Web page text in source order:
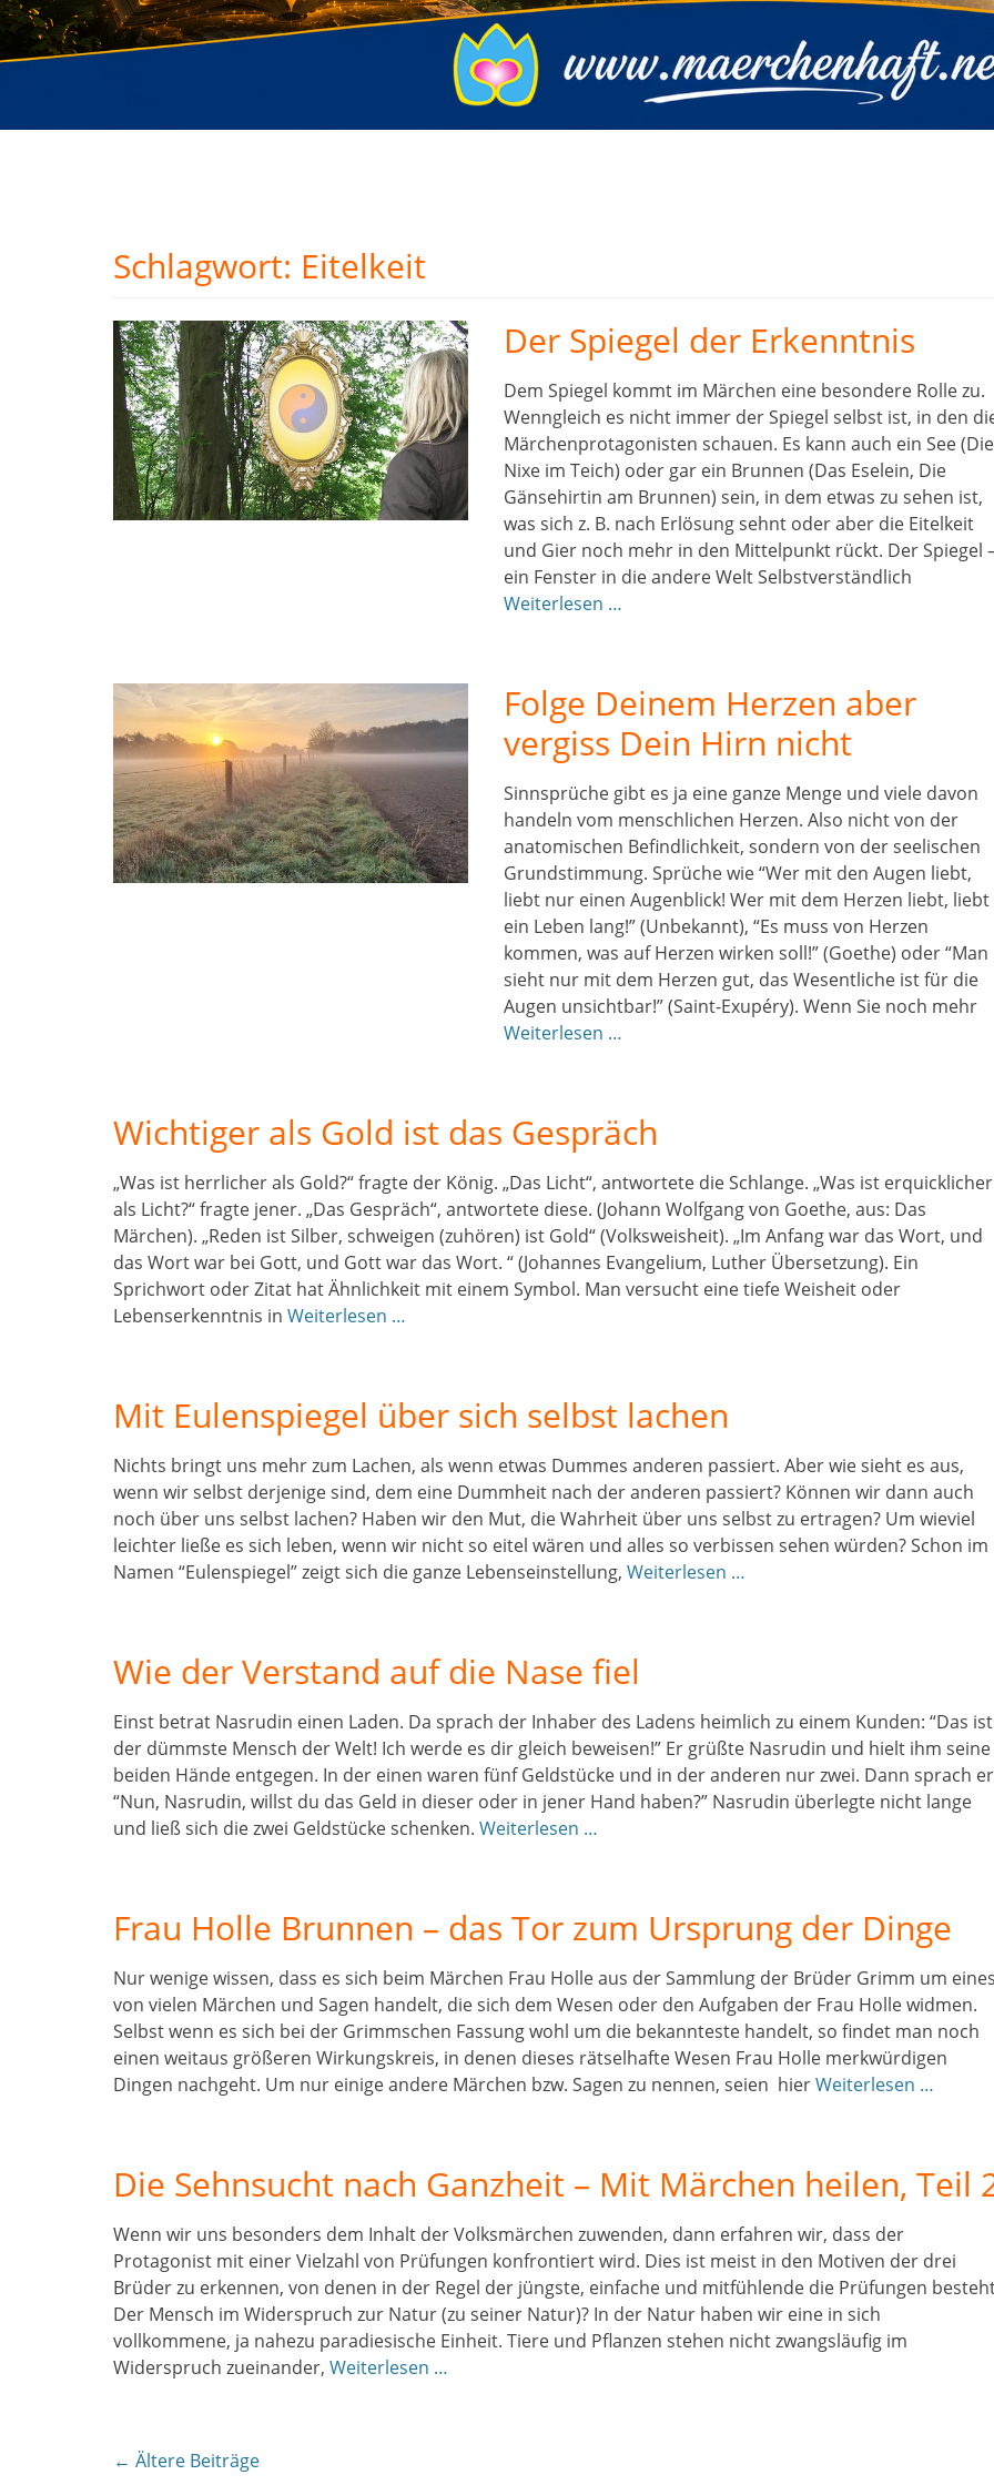
Schlagwort: Eitelkeit
Der Spiegel der Erkenntnis
Dem Spiegel kommt im Märchen eine besondere Rolle zu.
Wenngleich es nicht immer der Spiegel selbst ist, in den
Märchenprotagonisten schauen. Es kann auch ein See (Die
Nixe im Teich) oder gar ein Brunnen (Das Eselein, Die
Gänsehirtin am Brunnen) sein, in dem etwas zu sehen ist,
was sich z. B. nach Erlösung sehnt oder aber die Eitelkeit
und Gier noch mehr in den Mittelpunkt rückt. Der Spiegel
ein Fenster in die andere Welt Selbstverständlich
Weiterlesen …
Folge Deinem Herzen aber
vergiss Dein Hirn nicht
Sinnsprüche gibt es ja eine ganze Menge und viele davon
handeln vom menschlichen Herzen. Also nicht von der
anatomischen Befindlichkeit, sondern von der seelischen
Grundstimmung. Sprüche wie “Wer mit den Augen liebt,
liebt nur einen Augenblick! Wer mit dem Herzen liebt, liebt
ein Leben lang!” (Unbekannt), “Es muss von Herzen
kommen, was auf Herzen wirken soll!” (Goethe) oder “Man
sieht nur mit dem Herzen gut, das Wesentliche ist für die
Augen unsichtbar!” (Saint-Exupéry). Wenn Sie noch mehr
Weiterlesen …
Wichtiger als Gold ist das Gespräch
„Was ist herrlicher als Gold?“ fragte der König. „Das Licht“, antwortete die Schlange. „Was ist erquicklicher
als Licht?“ fragte jener. „Das Gespräch“, antwortete diese. (Johann Wolfgang von Goethe, aus: Das
Märchen). „Reden ist Silber, schweigen (zuhören) ist Gold“ (Volksweisheit). „Im Anfang war das Wort, und
das Wort war bei Gott, und Gott war das Wort. “ (Johannes Evangelium, Luther Übersetzung). Ein
Sprichwort oder Zitat hat Ähnlichkeit mit einem Symbol. Man versucht eine tiefe Weisheit oder
Lebenserkenntnis in Weiterlesen …
Mit Eulenspiegel über sich selbst lachen
Nichts bringt uns mehr zum Lachen, als wenn etwas Dummes anderen passiert. Aber wie sieht es aus,
wenn wir selbst derjenige sind, dem eine Dummheit nach der anderen passiert? Können wir dann auch
noch über uns selbst lachen? Haben wir den Mut, die Wahrheit über uns selbst zu ertragen? Um wieviel
leichter ließe es sich leben, wenn wir nicht so eitel wären und alles so verbissen sehen würden? Schon im
Namen “Eulenspiegel” zeigt sich die ganze Lebenseinstellung, Weiterlesen …
Wie der Verstand auf die Nase fiel
Einst betrat Nasrudin einen Laden. Da sprach der Inhaber des Ladens heimlich zu einem Kunden: “Das ist
der dümmste Mensch der Welt! Ich werde es dir gleich beweisen!” Er grüßte Nasrudin und hielt ihm seine
beiden Hände entgegen. In der einen waren fünf Geldstücke und in der anderen nur zwei. Dann sprach
“Nun, Nasrudin, willst du das Geld in dieser oder in jener Hand haben?” Nasrudin überlegte nicht lange
und ließ sich die zwei Geldstücke schenken. Weiterlesen …
Frau Holle Brunnen – das Tor zum Ursprung der Dinge
Nur wenige wissen, dass es sich beim Märchen Frau Holle aus der Sammlung der Brüder Grimm um
von vielen Märchen und Sagen handelt, die sich dem Wesen oder den Aufgaben der Frau Holle widmen.
Selbst wenn es sich bei der Grimmschen Fassung wohl um die bekannteste handelt, so findet man noch
einen weitaus größeren Wirkungskreis, in denen dieses rätselhafte Wesen Frau Holle merkwürdigen
Dingen nachgeht. Um nur einige andere Märchen bzw. Sagen zu nennen, seien hierWeiterlesen …
Die Sehnsucht nach Ganzheit – Mit Märchen heilen, Teil
Wenn wir uns besonders dem Inhalt der Volksmärchen zuwenden, dann erfahren wir, dass der
Protagonist mit einer Vielzahl von Prüfungen konfrontiert wird. Dies ist meist in den Motiven der drei
Brüder zu erkennen, von de­nen in der Regel der jüngste, einfache und mitfühlende die Prüfungen
Der Mensch im Widerspruch zur Natur (zu seiner Natur)? In der Natur haben wir eine in sich
vollkommene, ja nahezu paradiesische Einheit. Tiere und Pflanzen stehen nicht zwangsläufig im
Widerspruch zueinander, Weiterlesen …
Beitragsnavigation
← Ältere Beiträge